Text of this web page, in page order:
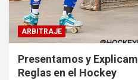
ARBITRAJE
Presentamos y
Reglas en el Hockey